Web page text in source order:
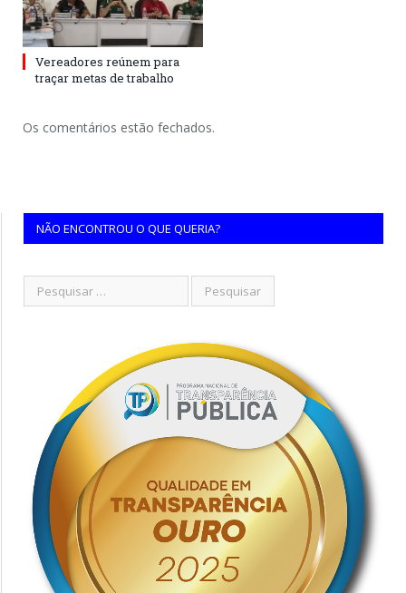
Vereadores reúnem para
traçar metas de trabalho
Os comentários estão fechados.
NÃO ENCONTROU O QUE QUERIA?